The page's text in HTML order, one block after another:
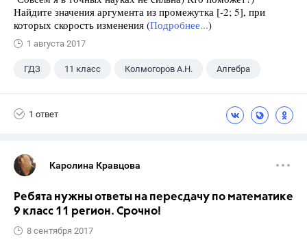
Найдите значения аргумента из промежутка [-2; 5], при
которых скорость изменения (Подробнее...)
1 августа 2017
ГДЗ 11 класс Колмогоров А.Н. Алгебра
1 ответ
Каролина Кравцова
Ребята нужны ответы на пересдачу по математике
9 класс 11 регион. Срочно!
8 сентября 2017